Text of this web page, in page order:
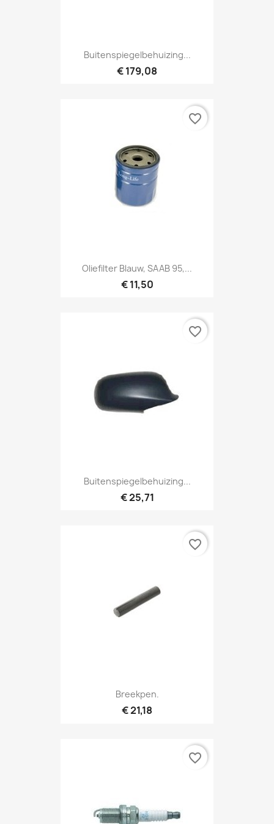
Buitenspiegelbehuizing...
€ 179,08
Oliefilter Blauw, SAAB 95,...
€ 11,50
favorite_border
Buitenspiegelbehuizing...
€ 25,71
favorite_border
Breekpen.
€ 21,18
favorite_border
favorite_border